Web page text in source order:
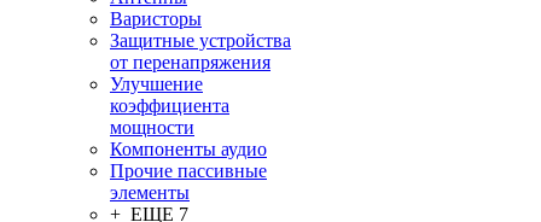
Варисторы
Защитные устройства
от перенапряжения
Улучшение
коэффициента
мощности
Компоненты аудио
Прочие пассивные
элементы
+ ЕЩЕ 7